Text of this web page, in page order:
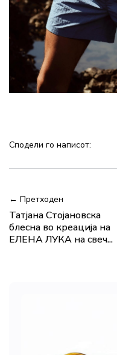
Сподели го написот:
← Претходен
Татјана Стојановска
блесна во креација на
ЕЛЕНА ЛУКА на свеч...